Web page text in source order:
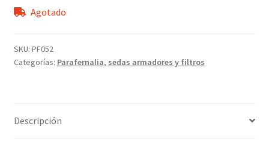
Agotado
SKU: PF052
Categorías: Parafernalia, sedas armadores y filtros
Descripción